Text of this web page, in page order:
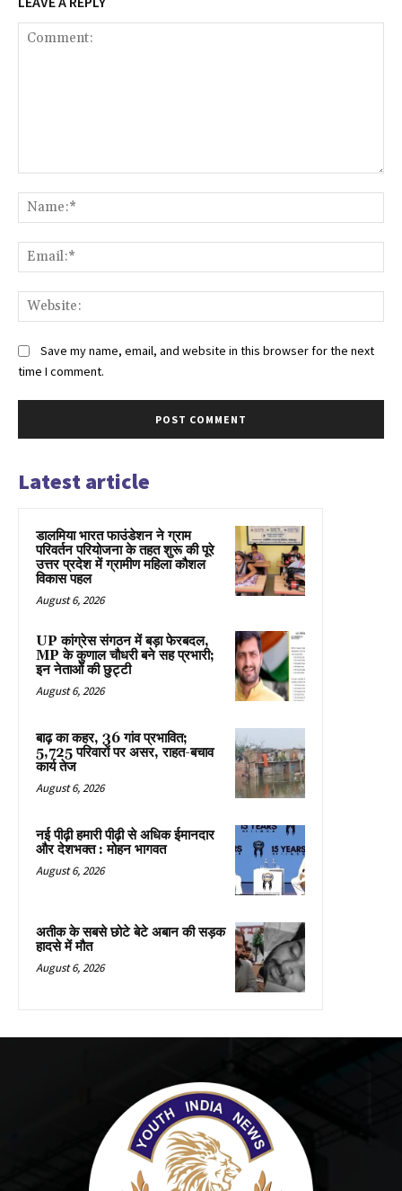
Save my name, email, and website in this browser for the next
time I comment.
Latest article
डालमिया भारत फाउंडेशन ने ग्राम
परिवर्तन परियोजना के तहत शुरू की पूरे
उत्तर प्रदेश में ग्रामीण महिला कौशल
विकास पहल
August 6, 2026
UP कांग्रेस संगठन में बड़ा फेरबदल,
MP के कुणाल चौधरी बने सह प्रभारी;
इन नेताओं की छुट्टी
August 6, 2026
बाढ़ का कहर, 36 गांव प्रभावित;
5,725 परिवारों पर असर, राहत-बचाव
कार्य तेज
August 6, 2026
नई पीढ़ी हमारी पीढ़ी से अधिक ईमानदार
और देशभक्त : मोहन भागवत
August 6, 2026
अतीक के सबसे छोटे बेटे अबान की सड़क
हादसे में मौत
August 6, 2026